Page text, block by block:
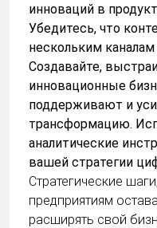
инноваций в
Убедитесь, что
нескольким
Создавайте,
инновационные
поддерживают и
трансформацию.
аналитические
вашей стратегии
Стратегические
предприятиям
расширять свой